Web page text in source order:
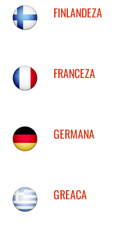
FINLANDEZA
FRANCEZA
GERMANA
GREACA